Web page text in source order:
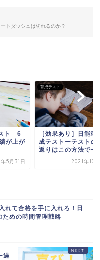
トダッシュは切れるのか？
ト 6
が上が
5月31日
育成テスト
［効果あり］日能
成テストーテストの
返りはこの方法でー
2021年10
れて合格を手に入れろ！日
ための時間管理戦略
過